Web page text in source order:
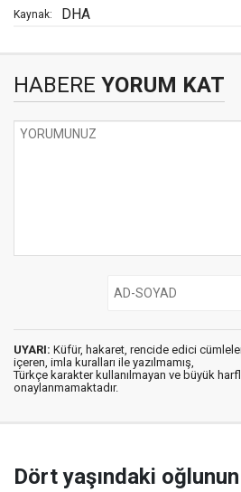
Kaynak: DHA
HABERE YORUM KAT
UYARI: Küfür, hakaret, rencide edici
içeren, imla kuralları ile yazılmamış,
Türkçe karakter kullanılmayan ve büyük
onaylanmamaktadır.
Dört yaşındaki